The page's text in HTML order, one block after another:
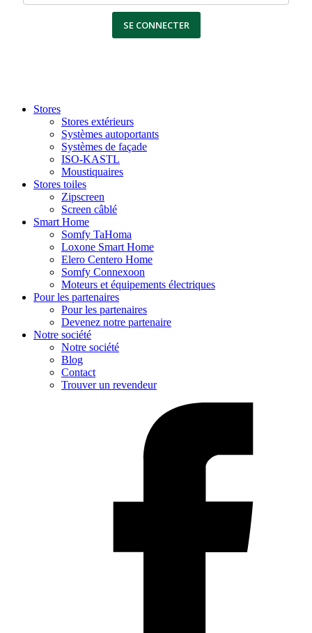
SE CONNECTER
Stores
Stores extérieurs
Systèmes autoportants
Systèmes de façade
ISO-KASTL
Moustiquaires
Stores toiles
Zipscreen
Screen câblé
Smart Home
Somfy TaHoma
Loxone Smart Home
Elero Centero Home
Somfy Connexoon
Moteurs et équipements électriques
Pour les partenaires
Pour les partenaires
Devenez notre partenaire
Notre société
Notre société
Blog
Contact
Trouver un revendeur